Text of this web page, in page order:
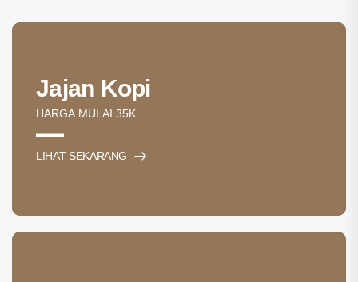
Jajan Kopi
HARGA MULAI 35K
LIHAT SEKARANG